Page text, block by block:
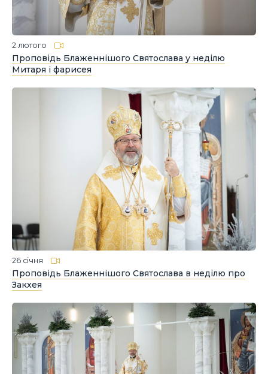
2 лютого
Проповідь Блаженнішого Святослава у неділю
Митаря і фарисея
26 січня
Проповідь Блаженнішого Святослава в неділю про
Закхея